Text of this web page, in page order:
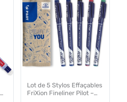
Lot de 5 Stylos Effaçables
FriXion Fineliner Pilot –